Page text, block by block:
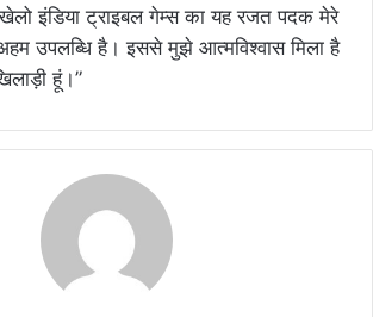
इंडिया ट्राइबल गेम्स का यह रजत पदक मेरे
उपलब्धि है। इससे मुझे आत्मविश्वास मिला है
हूं।”